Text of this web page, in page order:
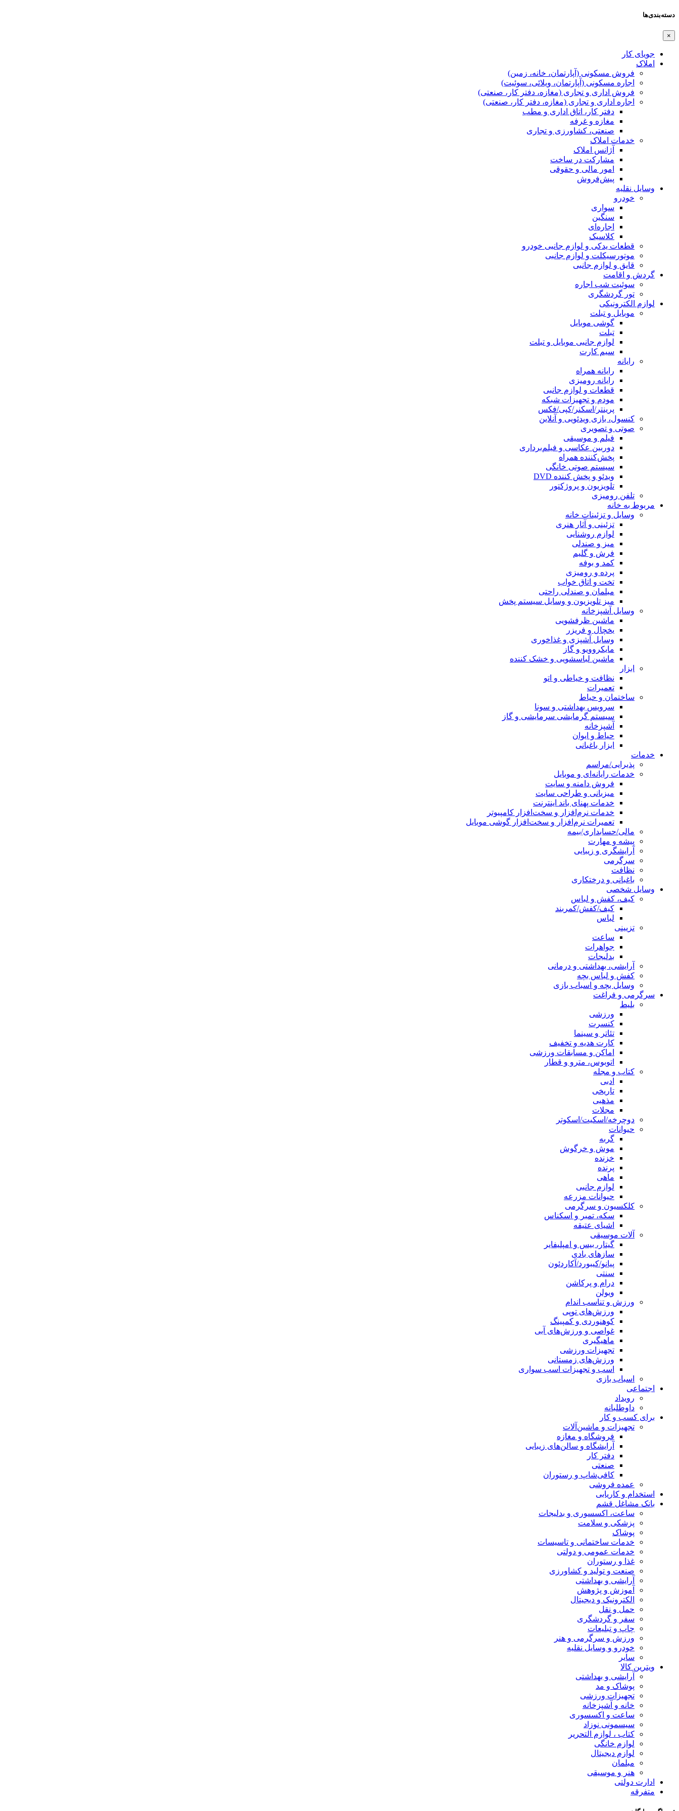
دسته‌بندی‌ها
×
جویای کار
املاک
فروش مسکونی (آپارتمان، خانه، زمین)
اجاره مسکونی (آپارتمان، ویلائی، سوئیت)
فروش اداری و تجاری (مغازه، دفتر کار، صنعتی)
اجاره اداری و تجاری (مغازه، دفتر کار، صنعتی)
دفتر کار، اتاق اداری و مطب
مغازه و غرفه
صنعتی،‌ کشاورزی و تجاری
خدمات املاک
آژانس املاک
مشارکت در ساخت
امور مالی و حقوقی
پیش‌فروش
وسایل نقلیه
خودرو
سواری
سنگین
اجاره‌ای
کلاسیک
قطعات یدکی و لوازم جانبی خودرو
موتورسیکلت و لوازم جانبی
قایق و لوازم جانبی
گردش و اقامت
سوئیت شب اجاره
تور گردشگری
لوازم الکترونیکی
موبایل و تبلت
گوشی موبایل
تبلت
لوازم جانبی موبایل و تبلت
سیم کارت
رایانه
رایانه همراه
رایانه رومیزی
قطعات و لوازم جانبی
مودم و تجهیزات شبکه
پرینتر/اسکنر/کپی/فکس
کنسول، بازی‌ ویدئویی و آنلاین
صوتی و تصویری
فیلم و موسیقی
دوربین عکاسی و فیلم‌برداری
پخش‌کننده همراه
سیستم صوتی خانگی
ویدئو و پخش کننده DVD
تلویزیون و پروژکتور
تلفن رومیزی
مربوط به خانه
وسایل و تزئینات خانه
تزئینی و آثار هنری
لوازم روشنایی
میز و صندلی
فرش و گلیم
کمد و بوفه
پرده و رومیزی
تخت و اتاق خواب
مبلمان و صندلی راحتی
میز تلویزیون و وسایل سیستم پخش
وسایل آشپزخانه
ماشین ظرفشویی
یخچال و فریزر
وسایل آشپزی و غذاخوری
مایکروویو و گاز
ماشین لباسشویی و خشک کننده
ابزار
نظافت و خیاطی و اتو
تعمیرات
ساختمان و حیاط
سرویس بهداشتی و سونا
سیستم گرمایشی سرمایشی و گاز
آشپزخانه
حیاط و ایوان
ابزار باغبانی
خدمات
پذیرایی/مراسم
خدمات رایانه‌ای و موبایل
فروش دامنه و سایت
میزبانی و طراحی سایت
خدمات پهنای باند اینترنت
خدمات نرم‌افزار و سخت‌افزار کامپیوتر
تعمیرات نرم‌افزار و سخت‌افزار گوشی موبایل
مالی/حسابداری/بیمه
پیشه و مهارت
آرایشگری و زیبایی
سرگرمی
نظافت
باغبانی و درختکاری
وسایل شخصی
کیف، کفش و لباس
کیف/کفش/کمربند
لباس
تزیینی
ساعت
جواهرات
بدلیجات
آرایشی، بهداشتی و درمانی
کفش و لباس بچه
وسایل بچه و اسباب بازی
سرگرمی و فراغت
بلیط
ورزشی
کنسرت
تئاتر و سینما
کارت هدیه و تخفیف
اماکن و مسابقات ورزشی
اتوبوس، مترو و قطار
کتاب و مجله
ادبی
تاریخی
مذهبی
مجلات
دوچرخه/اسکیت/اسکوتر
حیوانات
گربه
موش و خرگوش
خزنده
پرنده
ماهی
لوازم جانبی
حیوانات مزرعه
کلکسیون و سرگرمی
سکه، تمبر و اسکناس
اشیای عتیقه
آلات موسیقی
گیتار، بیس و امپلیفایر
سازهای بادی
پیانو/کیبورد/آکاردئون
سنتی
درام و پرکاشن
ویولن
ورزش و تناسب اندام
ورزش‌های توپی
کوهنوردی و کمپینگ
غواصی و ورزش‌های آبی
ماهیگیری
تجهیزات ورزشی
ورزش‌های زمستانی
اسب و تجهیزات اسب سواری
اسباب‌ بازی
اجتماعی
رویداد
داوطلبانه
برای کسب و کار
تجهیزات و ماشین‌آلات
فروشگاه و مغازه
آرایشگاه و سالن‌های زیبایی
دفتر کار
صنعتی
کافی‌شاپ و رستوران
عمده فروشی
استخدام و کاریابی
بانک مشاغل قشم
ساعت، اکسسوری و بدلیجات
پزشکی و سلامت
پوشاک
خدمات ساختمانی و تاسیسات
خدمات عمومی و دولتی
غذا و رستوران
صنعت و تولید و کشاورزی
آرایشی و بهداشتی
آموزش و پژوهش
الکترونیک و دیجیتال
حمل و نقل
سفر و گردشگری
چاپ و تبلیعات
ورزش و سرگرمی و هنر
خودرو و وسایل نقلیه
سایر
ویترین کالا
آرایشی و بهداشتی
پوشاک و مد
تجهیزات ورزشی
خانه و آشپزخانه
ساعت و اکسسوری
سیسمونی نوزاد
کتاب ، لوازم التحریر
لوازم خانگی
لوازم دیجیتال
مبلمان
هنر و موسیقی
ادارت دولتی
متفرقه